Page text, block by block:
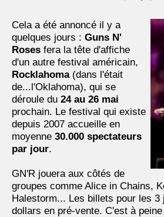
Cela a été annoncé il y a
quelques jours : Guns N'
Roses fera la tête d'affiche
d'un autre festival américain,
Rocklahoma(dans l'était
de...l'Oklahoma), qui se
déroule du 24 au 26 mai
prochain. Le festival qui existe
depuis 2007 accueille en
moyenne 30.000 spectateurs
par jour.
GN'R jouera aux côtés de
groupes comme Alice in Chains,
Halestorm... Les billets pour les 3
dollars en pré-vente. C'est à